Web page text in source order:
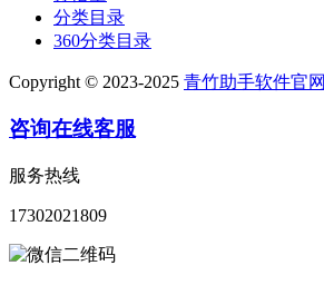
分类目录
360分类目录
Copyright © 2023-2025 青竹助手软件官网
咨询在线客服
服务热线
17302021809